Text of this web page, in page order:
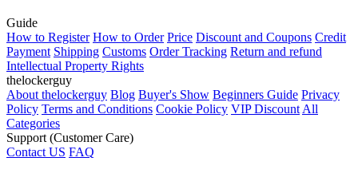
Guide
How to Register How to Order Price Discount and Coupons Credit
Payment Shipping Customs Order Tracking Return and refund
Intellectual Property Rights
thelockerguy
About thelockerguy Blog Buyer's Show Beginners Guide Privacy
Policy Terms and Conditions Cookie Policy VIP Discount All
Categories
Support (Customer Care)
Contact US FAQ